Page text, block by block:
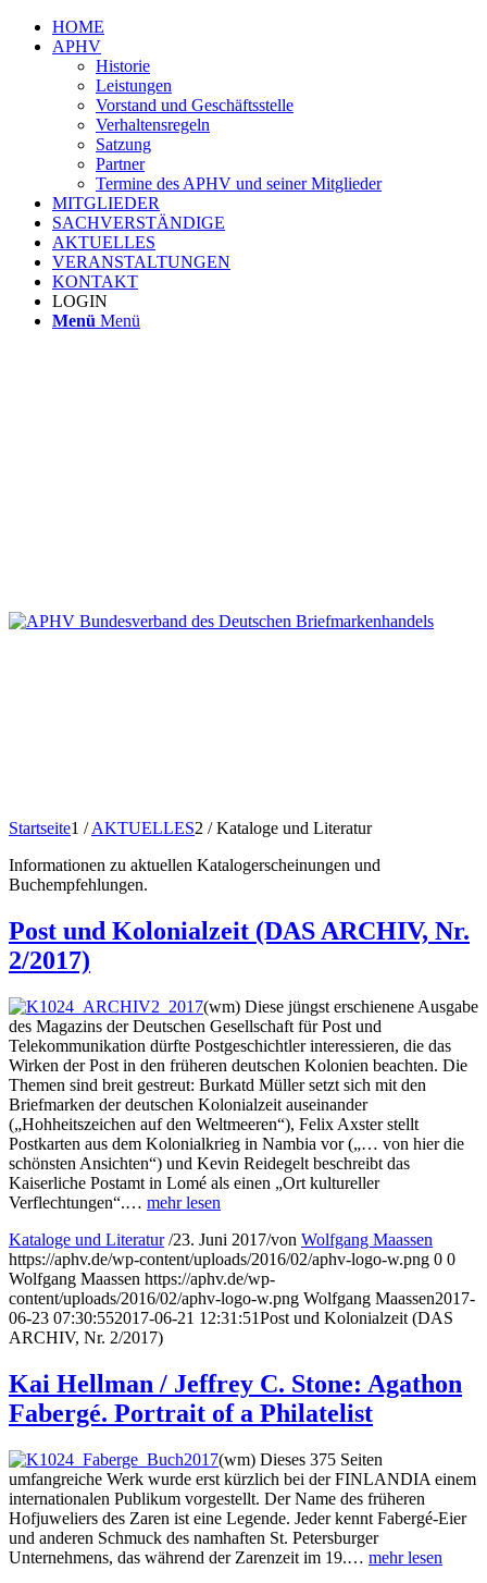
HOME
APHV
Historie
Leistungen
Vorstand und Geschäftsstelle
Verhaltensregeln
Satzung
Partner
Termine des APHV und seiner Mitglieder
MITGLIEDER
SACHVERSTÄNDIGE
AKTUELLES
VERANSTALTUNGEN
KONTAKT
LOGIN
Menü Menü
Startseite1 / AKTUELLES2 / Kataloge und Literatur
Informationen zu aktuellen Katalogerscheinungen und
Buchempfehlungen.
Post und Kolonialzeit (DAS ARCHIV, Nr.
2/2017)
(wm) Diese jüngst erschienene Ausgabe
des Magazins der Deutschen Gesellschaft für Post und
Telekommunikation dürfte Postgeschichtler interessieren, die das
Wirken der Post in den früheren deutschen Kolonien beachten. Die
Themen sind breit gestreut: Burkatd Müller setzt sich mit den
Briefmarken der deutschen Kolonialzeit auseinander
(„Hohheitszeichen auf den Weltmeeren“), Felix Axster stellt
Postkarten aus dem Kolonialkrieg in Nambia vor („… von hier die
schönsten Ansichten“) und Kevin Reidegelt beschreibt das
Kaiserliche Postamt in Lomé als einen „Ort kultureller
Verflechtungen“.… mehr lesen
Kataloge und Literatur /23. Juni 2017/von Wolfgang Maassen
https://aphv.de/wp-content/uploads/2016/02/aphv-logo-w.png 0 0
Wolfgang Maassen https://aphv.de/wp-
content/uploads/2016/02/aphv-logo-w.png Wolfgang Maassen2017-
06-23 07:30:552017-06-21 12:31:51Post und Kolonialzeit (DAS
ARCHIV, Nr. 2/2017)
Kai Hellman / Jeffrey C. Stone: Agathon
Fabergé. Portrait of a Philatelist
(wm) Dieses 375 Seiten
umfangreiche Werk wurde erst kürzlich bei der FINLANDIA einem
internationalen Publikum vorgestellt. Der Name des früheren
Hofjuweliers des Zaren ist eine Legende. Jeder kennt Fabergé-Eier
und anderen Schmuck des namhaften St. Petersburger
Unternehmens, das während der Zarenzeit im 19.… mehr lesen